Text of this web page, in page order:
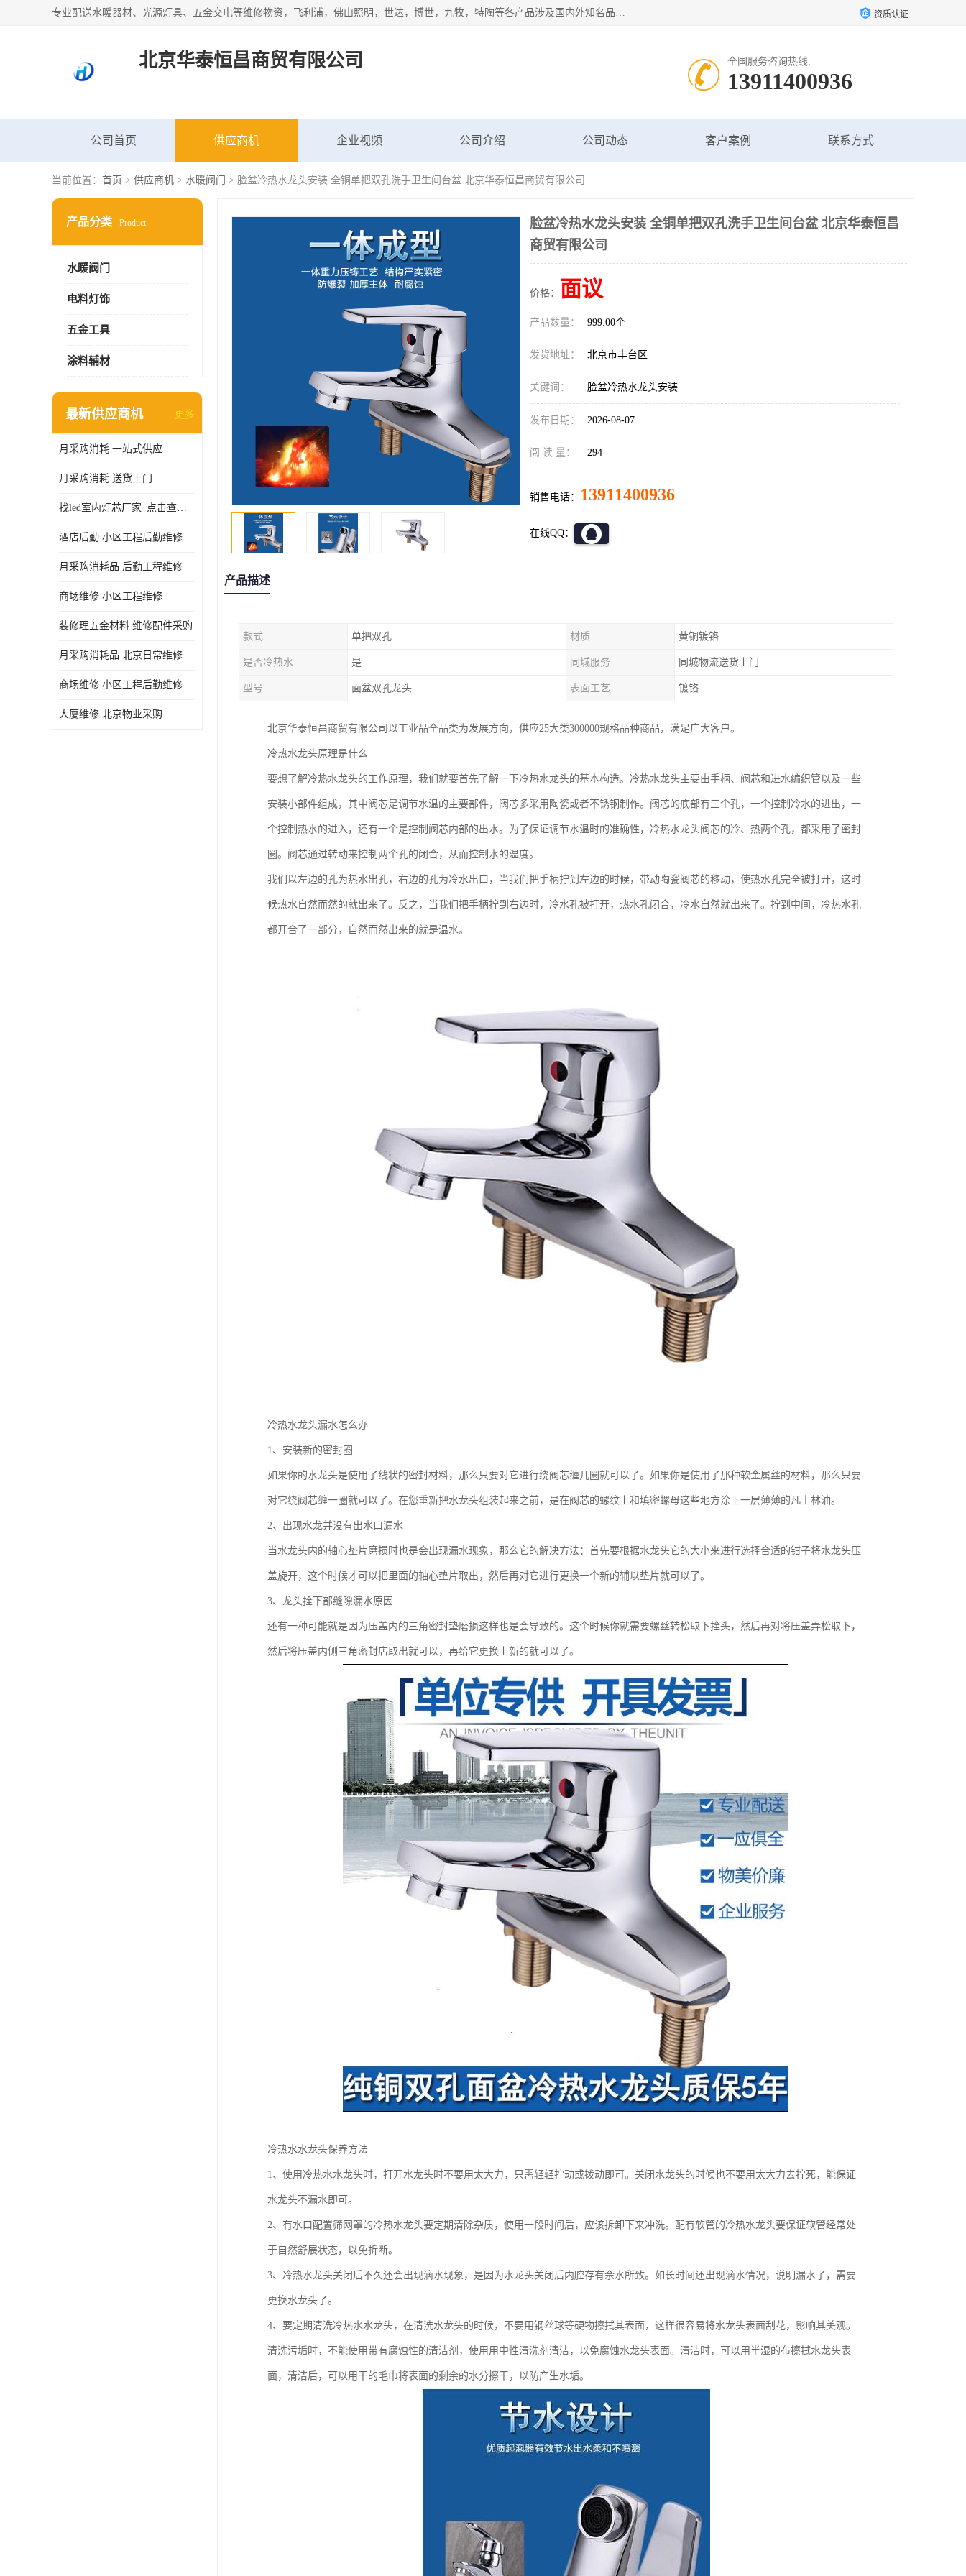
专业配送水暖器材、光源灯具、五金交电等维修物资，飞利浦，佛山照明，世达，博世，九牧，特陶等各产品涉及国内外知名品牌。公司专注与物业、学校、酒店、工厂等单位合作，提供一站式配送服务，降低客户综合成本。依托电子商务改变传统模式，以专业的团队为客户提供24H物资配送到达，货到月结、统一开票，便捷退换等服务，提高了企业的运营效率。 资质认证
北京华泰恒昌商贸有限公司 全国服务咨询热线:
13911400936
公司首页 供应商机 企业视频 公司介绍 公司动态 客户案例 联系方式
当前位置： 首页 > 供应商机 > 水暖阀门 > 脸盆冷热水龙头安装 全铜单把双孔洗手卫生间台盆 北京华泰恒昌商贸有限公司
产品分类 Product
水暖阀门
电料灯饰
五金工具
涂料辅材
最新供应商机 更多
月采购消耗 一站式供应
月采购消耗 送货上门
找led室内灯芯厂家_点击查看更多
酒店后勤 小区工程后勤维修
月采购消耗品 后勤工程维修
商场维修 小区工程维修
装修理五金材料 维修配件采购
月采购消耗品 北京日常维修
商场维修 小区工程后勤维修
大厦维修 北京物业采购
脸盆冷热水龙头安装 全铜单把双孔洗手卫生间台盆 北京华泰恒昌
商贸有限公司
价格： 面议
产品数量： 999.00个
发货地址： 北京市丰台区
关键词： 脸盆冷热水龙头安装
发布日期： 2026-08-07
阅 读 量： 294
销售电话： 13911400936
在线QQ：
产品描述
款式 单把双孔 材质 黄铜镀铬
是否冷热水 是 同城服务 同城物流送货上门
型号 面盆双孔龙头 表面工艺 镀铬
北京华泰恒昌商贸有限公司以工业品全品类为发展方向，供应25大类300000规格品种商品，满足广大客户。
冷热水龙头原理是什么
要想了解冷热水龙头的工作原理，我们就要首先了解一下冷热水龙头的基本构造。冷热水龙头主要由手柄、阀芯和进水编织管以及一些
安装小部件组成，其中阀芯是调节水温的主要部件，阀芯多采用陶瓷或者不锈钢制作。阀芯的底部有三个孔，一个控制冷水的进出，一
个控制热水的进入，还有一个是控制阀芯内部的出水。为了保证调节水温时的准确性，冷热水龙头阀芯的冷、热两个孔，都采用了密封
圈。阀芯通过转动来控制两个孔的闭合，从而控制水的温度。
我们以左边的孔为热水出孔，右边的孔为冷水出口，当我们把手柄拧到左边的时候，带动陶瓷阀芯的移动，使热水孔完全被打开，这时
候热水自然而然的就出来了。反之，当我们把手柄拧到右边时，冷水孔被打开，热水孔闭合，冷水自然就出来了。拧到中间，冷热水孔
都开合了一部分，自然而然出来的就是温水。
冷热水龙头漏水怎么办
1、安装新的密封圈
如果你的水龙头是使用了线状的密封材料，那么只要对它进行绕阀芯缠几圈就可以了。如果你是使用了那种软金属丝的材料，那么只要
对它绕阀芯缠一圈就可以了。在您重新把水龙头组装起来之前，是在阀芯的螺纹上和填密螺母这些地方涂上一层薄薄的凡士林油。
2、出现水龙并没有出水口漏水
当水龙头内的轴心垫片磨损时也是会出现漏水现象，那么它的解决方法：首先要根据水龙头它的大小来进行选择合适的钳子将水龙头压
盖旋开，这个时候才可以把里面的轴心垫片取出，然后再对它进行更换一个新的辅以垫片就可以了。
3、龙头拴下部缝隙漏水原因
还有一种可能就是因为压盖内的三角密封垫磨损这样也是会导致的。这个时候你就需要螺丝转松取下拴头，然后再对将压盖弄松取下，
然后将压盖内侧三角密封店取出就可以，再给它更换上新的就可以了。
冷热水水龙头保养方法
1、使用冷热水水龙头时，打开水龙头时不要用太大力，只需轻轻拧动或拨动即可。关闭水龙头的时候也不要用太大力去拧死，能保证
水龙头不漏水即可。
2、有水口配置筛网罩的冷热水龙头要定期清除杂质，使用一段时间后，应该拆卸下来冲洗。配有软管的冷热水龙头要保证软管经常处
于自然舒展状态，以免折断。
3、冷热水龙头关闭后不久还会出现滴水现象，是因为水龙头关闭后内腔存有佘水所致。如长时间还出现滴水情况，说明漏水了，需要
更换水龙头了。
4、要定期清洗冷热水水龙头，在清洗水龙头的时候，不要用钢丝球等硬物擦拭其表面，这样很容易将水龙头表面刮花，影响其美观。
清洗污垢时，不能使用带有腐蚀性的清洁剂，使用用中性清洗剂清洁，以免腐蚀水龙头表面。清洁时，可以用半湿的布擦拭水龙头表
面，清洁后，可以用干的毛巾将表面的剩余的水分擦干，以防产生水垢。